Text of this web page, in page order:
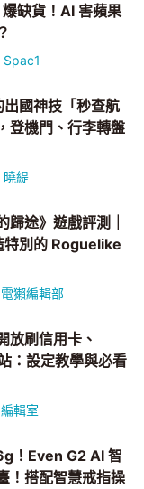
缺貨！AI 害蘋果
Spac1
國神技「秒查航
登機門、行李轉盤
曉緹
歸途》遊戲評測｜
特別的 Roguelike
電獺編輯部
放刷信用卡、
：設定教學與必看
編輯室
！Even G2 AI 智
！搭配智慧戒指操